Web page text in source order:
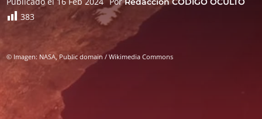
383
© Imagen: NASA, Public domain / Wikimedia Commons